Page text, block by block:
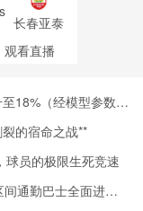
长春亚泰
观看直播
18%（经模型参数修
的宿命之战**
员的极限生死竞速
通勤巴士全面进入